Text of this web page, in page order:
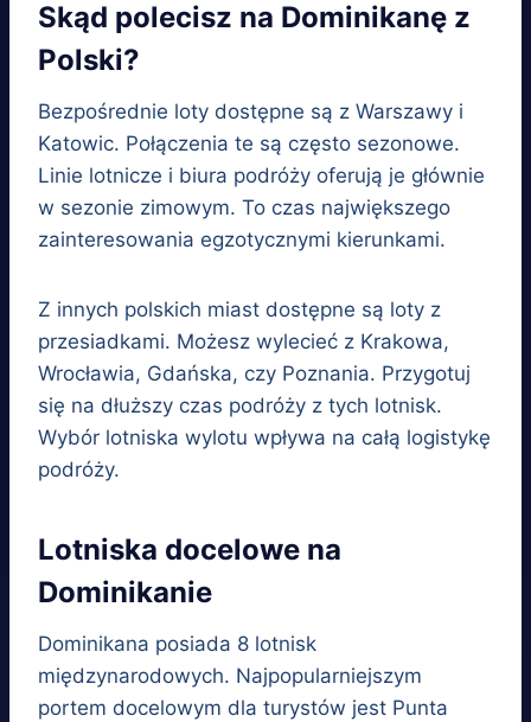
Skąd polecisz na Dominikanę z
Polski?
Bezpośrednie loty dostępne są z Warszawy i
Katowic. Połączenia te są często sezonowe.
Linie lotnicze i biura podróży oferują je głównie
w sezonie zimowym. To czas największego
zainteresowania egzotycznymi kierunkami.
Z innych polskich miast dostępne są loty z
przesiadkami. Możesz wylecieć z Krakowa,
Wrocławia, Gdańska, czy Poznania. Przygotuj
się na dłuższy czas podróży z tych lotnisk.
Wybór lotniska wylotu wpływa na całą logistykę
podróży.
Lotniska docelowe na
Dominikanie
Dominikana posiada 8 lotnisk
międzynarodowych. Najpopularniejszym
portem docelowym dla turystów jest Punta